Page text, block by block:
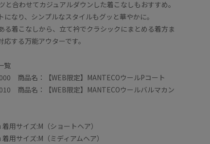
と合わせてカジュアルダウンした着こなしもおすすめ。
になり、シンプルなスタイルもグッと華やかに。
る着こなしから、立て衿でクラシックにまとめる着方ま
応する万能アウターです。
覧
商品名：【WEB限定】MANTECOウールPコート
商品名：【WEB限定】MANTECOウールバルマカン
用サイズ:M（ショートヘア）
用サイズ:M（ミディアムヘア）